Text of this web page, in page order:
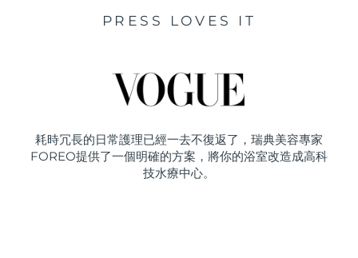
PRESS LOVES IT
耗時冗長的日常護理已經一去不復返了，瑞典美容專家
FOREO提供了一個明確的方案，將你的浴室改造成高科
技水療中心。